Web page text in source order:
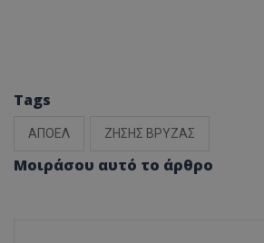
Tags
ΑΠΟΕΛ ΖΗΣΗΣ ΒΡΥΖΑΣ
Μοιράσου αυτό το άρθρο